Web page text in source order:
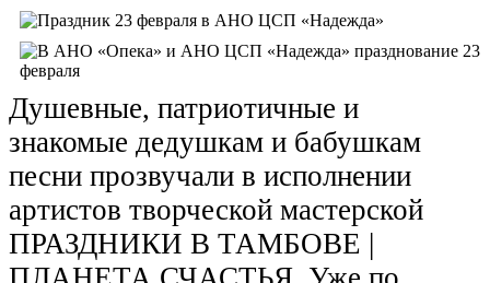
Душевные, патриотичные и
знакомые дедушкам и бабушкам
песни прозвучали в исполнении
артистов творческой мастерской
ПРАЗДНИКИ В ТАМБОВЕ |